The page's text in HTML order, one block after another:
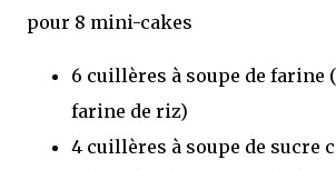
pour 8 mini-cakes
6 cuillères à soupe de farine
farine de riz)
4 cuillères à soupe de sucre